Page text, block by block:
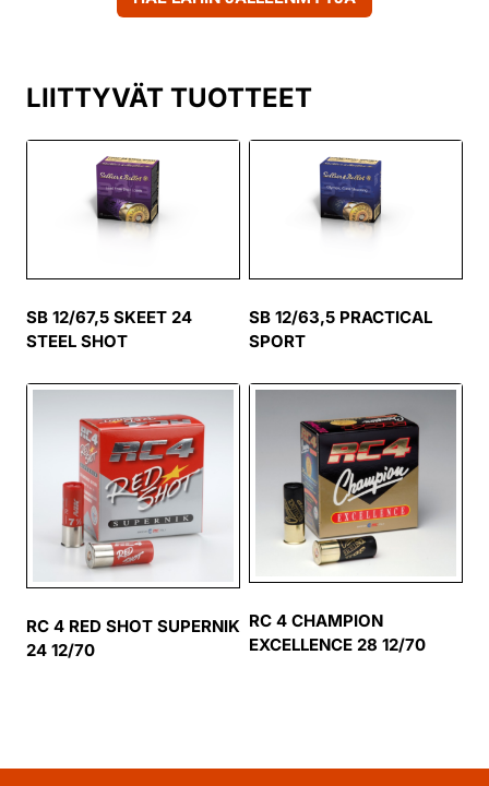
LIITTYVÄT TUOTTEET
SB 12/67,5 SKEET 24
STEEL SHOT
SB 12/63,5 PRACTICAL
SPORT
RC 4 RED SHOT SUPERNIK
24 12/70
RC 4 CHAMPION
EXCELLENCE 28 12/70